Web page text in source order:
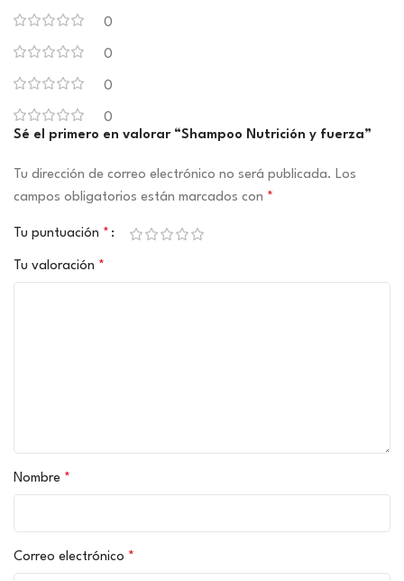
0
0
0
0
Sé el primero en valorar “Shampoo Nutrición y fuerza”
Tu dirección de correo electrónico no será publicada. Los
campos obligatorios están marcados con *
Tu puntuación *
Tu valoración *
Nombre *
Correo electrónico *